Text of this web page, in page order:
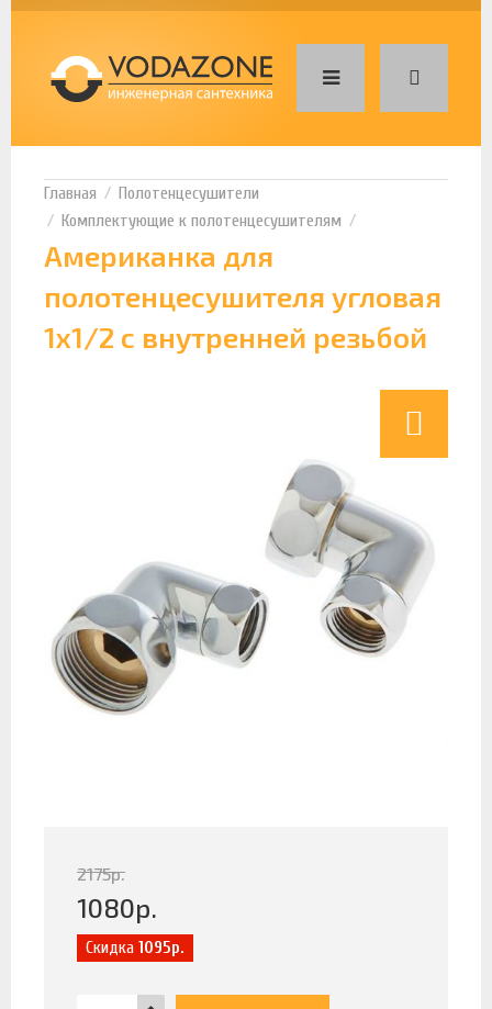
Полотенцесушители
Комплектующие к полотенцесушителям
Американка для
полотенцесушителя угловая
1х1/2 с внутренней резьбой
2175р.
1080р.
Скидка 1095р.